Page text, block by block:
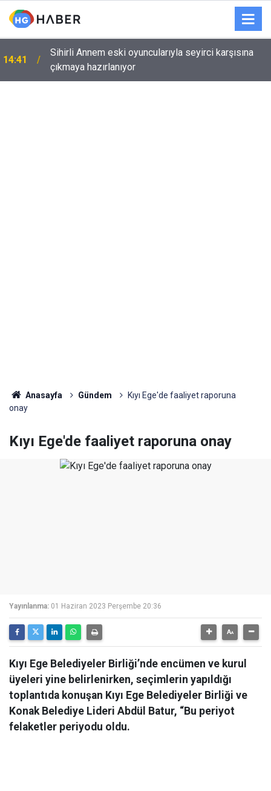
14:41
Sihirli Annem eski oyuncularıyla seyirci karşısına
çıkmaya hazırlanıyor
Anasayfa Gündem
Kıyı Ege'de faaliyet raporuna
onay
Kıyı Ege'de faaliyet raporuna onay
Yayınlanma: 01 Haziran 2023 Perşembe 20:36
Kıyı Ege Belediyeler Birliği’nde encümen ve kurul
üyeleri yine belirlenirken, seçimlerin yapıldığı
toplantıda konuşan Kıyı Ege Belediyeler Birliği ve
Konak Belediye Lideri Abdül Batur, “Bu periyot
felaketler periyodu oldu.